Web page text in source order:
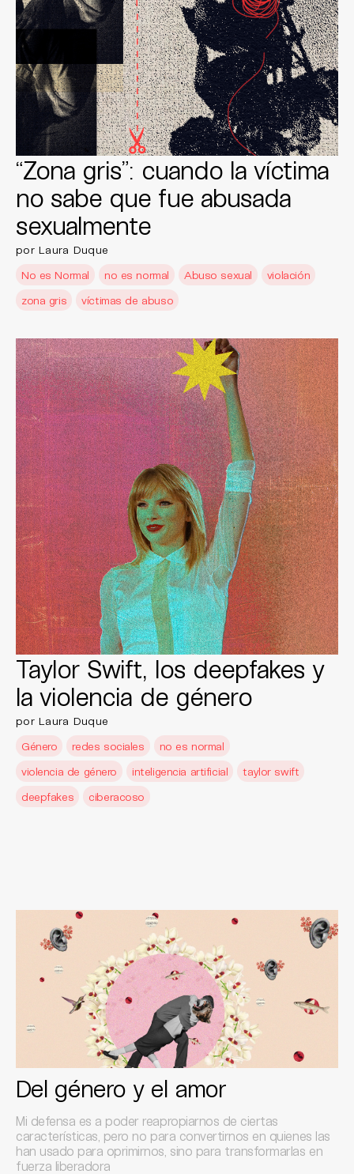
“Zona gris”: cuando la víctima
no sabe que fue abusada
sexualmente
por Laura Duque
No es Normal
no es normal Abuso sexual
violación
zona gris
víctimas de abuso
Taylor Swift, los deepfakes y
la violencia de género
por Laura Duque
Género
redes sociales
no es normal
violencia de género
inteligencia artificial
taylor swift
deepfakes
ciberacoso
Del género y el amor
Mi defensa es a poder reapropiarnos de ciertas
características, pero no para convertirnos en quienes las
han usado para oprimirnos, sino para transformarlas en
fuerza liberadora